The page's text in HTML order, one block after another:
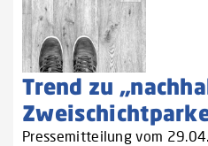
Trend zu
Pressemitteilung vom